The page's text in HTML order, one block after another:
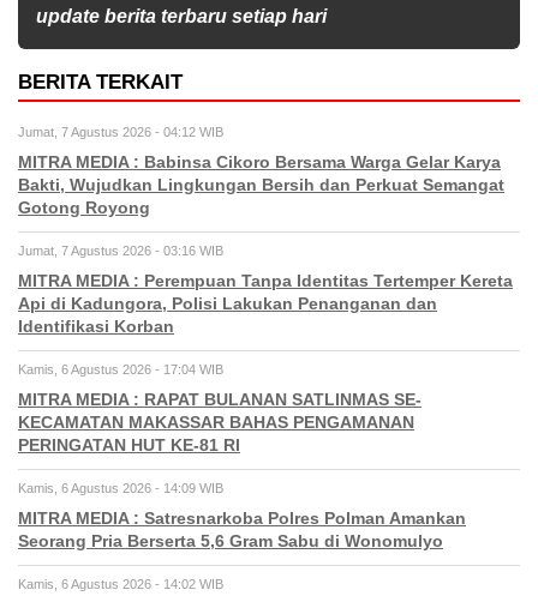
update berita terbaru setiap hari
BERITA TERKAIT
Jumat, 7 Agustus 2026 - 04:12 WIB
MITRA MEDIA : Babinsa Cikoro Bersama Warga Gelar Karya
Bakti, Wujudkan Lingkungan Bersih dan Perkuat Semangat
Gotong Royong
Jumat, 7 Agustus 2026 - 03:16 WIB
MITRA MEDIA : Perempuan Tanpa Identitas Tertemper Kereta
Api di Kadungora, Polisi Lakukan Penanganan dan
Identifikasi Korban
Kamis, 6 Agustus 2026 - 17:04 WIB
MITRA MEDIA : RAPAT BULANAN SATLINMAS SE-
KECAMATAN MAKASSAR BAHAS PENGAMANAN
PERINGATAN HUT KE-81 RI
Kamis, 6 Agustus 2026 - 14:09 WIB
MITRA MEDIA : Satresnarkoba Polres Polman Amankan
Seorang Pria Berserta 5,6 Gram Sabu di Wonomulyo
Kamis, 6 Agustus 2026 - 14:02 WIB